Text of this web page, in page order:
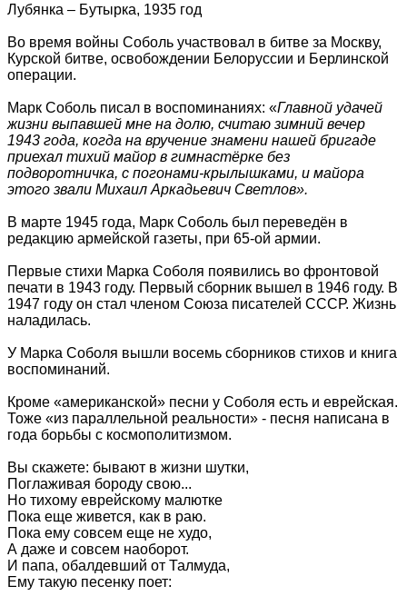
Лубянка – Бутырка, 1935 год
Во время войны Соболь участвовал в битве за Москву,
Курской битве, освобождении Белоруссии и Берлинской
операции.
Марк Соболь писал в воспоминаниях: «Главной удачей
жизни выпавшей мне на долю, считаю зимний вечер
1943 года, когда на вручение знамени нашей бригаде
приехал тихий майор в гимнастёрке без
подворотничка, с погонами-крылышками, и майора
этого звали Михаил Аркадьевич Светлов».
В марте 1945 года, Марк Соболь был переведён в
редакцию армейской газеты, при 65-ой армии.
Первые стихи Марка Соболя появились во фронтовой
печати в 1943 году. Первый сборник вышел в 1946 году. В
1947 году он стал членом Союза писателей СССР. Жизнь
наладилась.
У Марка Соболя вышли восемь сборников стихов и книга
воспоминаний.
Кроме «американской» песни у Соболя есть и еврейская.
Тоже «из параллельной реальности» - песня написана в
года борьбы с космополитизмом.
Вы скажете: бывают в жизни шутки,
Поглаживая бороду свою...
Но тихому еврейскому малютке
Пока еще живется, как в раю.
Пока ему совсем еще не худо,
А даже и совсем наоборот.
И папа, обалдевший от Талмуда,
Ему такую песенку поет: